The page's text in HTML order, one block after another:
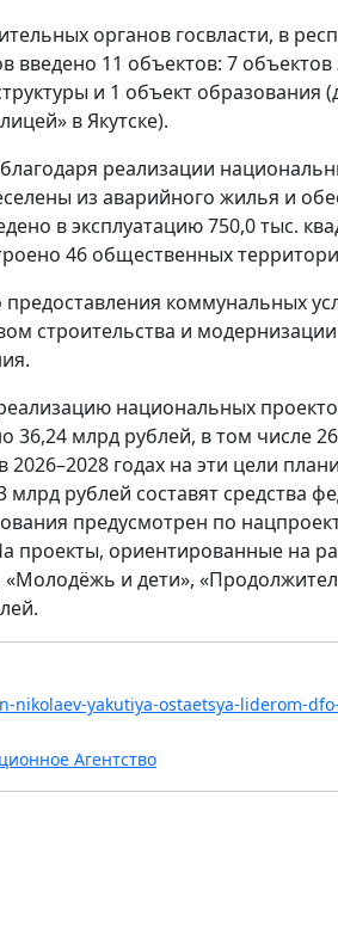
органов госвласти, в
введено 11 объектов: 7
и 1 объект образования
в Якутске).
реализации
из аварийного жилья и
в эксплуатацию 750,0 тыс.
46 общественных
коммунальных
строительства и
национальных
36,24 млрд рублей, в том числе
годах на эти цели
млрд рублей составят средства
предусмотрен по
проекты, ориентированные на
и дети»,
nikolaev-yakutiya-ostaetsya-liderom-
Агентство